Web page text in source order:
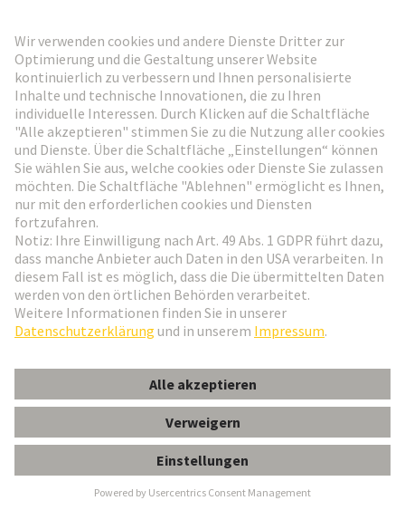
Weiter zur Anmeldung
Social Media
Deutschland Deutsch
© HARTING Technologiegruppe
ImpressumDatenschutz-ErklärungCookie-Einstellungen
Kundeninformation